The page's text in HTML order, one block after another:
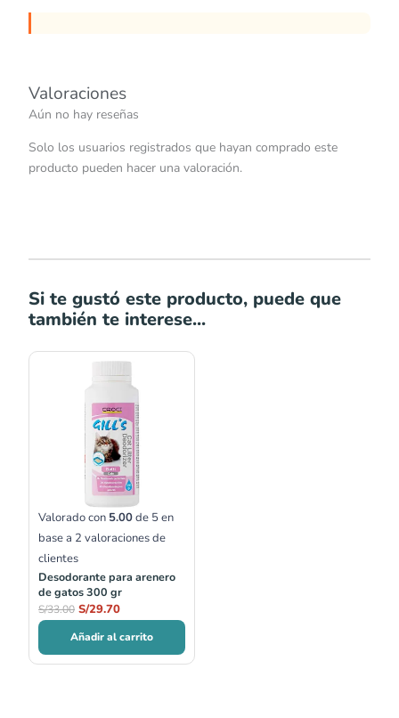
Valoraciones
Aún no hay reseñas
Solo los usuarios registrados que hayan comprado este
producto pueden hacer una valoración.
Si te gustó este producto, puede que
también te interese...
Valorado con 5.00de 5 en
base a 2 valoraciones de
clientes
Desodorante para arenero
de gatos 300 gr
S/33.00 S/29.70
Añadir al carrito